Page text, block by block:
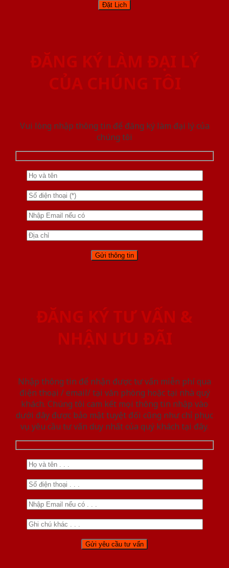
ĐĂNG KÝ LÀM ĐẠI LÝ
CỦA CHÚNG TÔI
Vui lòng nhập thông tin để đăng ký làm đại lý của
chúng tôi
ĐĂNG KÝ TƯ VẤN &
NHẬN ƯU ĐÃI
Nhập thông tin để nhận được tư vấn miễn phí qua
điện thoại / email/ tại văn phòng hoặc tại nhà quý
khách. Chúng tôi cam kết mọi thông tin nhập vào
dưới đây được bảo mật tuyệt đối cũng như chỉ phục
vụ yêu cầu tư vấn duy nhất của quý khách tại đây.